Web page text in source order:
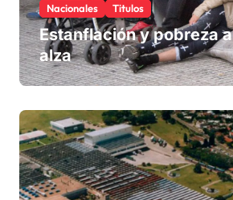
Nacionales Titulos
Estanflación y pobreza
alza